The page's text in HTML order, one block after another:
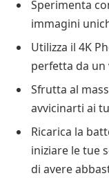
Sperimenta
immagini
Utilizza il 4K
perfetta da un
Sfrutta al
avvicinarti ai
Ricarica la
iniziare le tue
di avere